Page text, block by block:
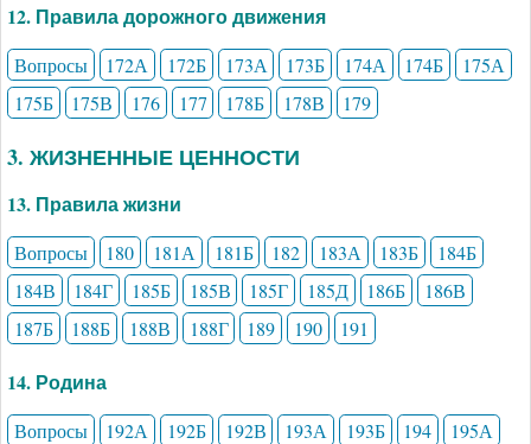
12. Правила дорожного движения
Вопросы 172А 172Б 173А 173Б 174А 174Б
175А
175Б
175В 176 177 178Б 178В 179
3. ЖИЗНЕННЫЕ ЦЕННОСТИ
13. Правила жизни
Вопросы 180 181А 181Б 182 183А 183Б
184Б
184В
184Г 185Б 185В 185Г 185Д 186Б
186В
187Б
188Б 188В 188Г 189 190 191
14. Родина
Вопросы 192А 192Б 192В 193А 193Б 194
195А